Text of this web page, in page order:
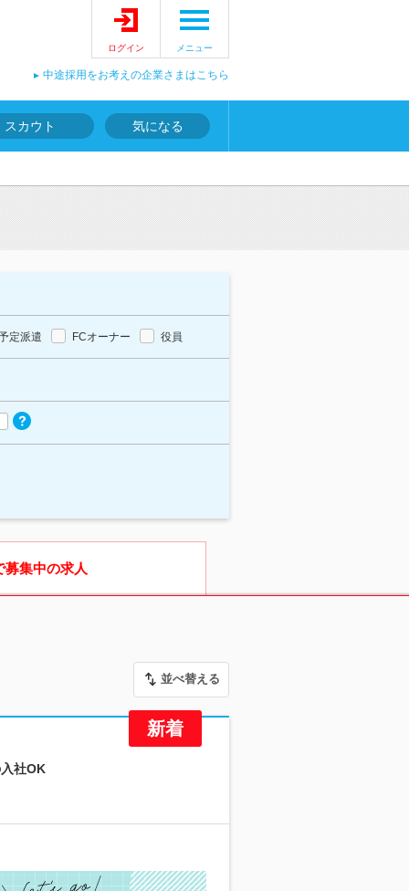
ログイン メニュー
中途採用をお考えの企業さまはこちら
スカウト 気になる
定派遣 FCオーナー 役員
募集中の求人
並べ替える
社OK